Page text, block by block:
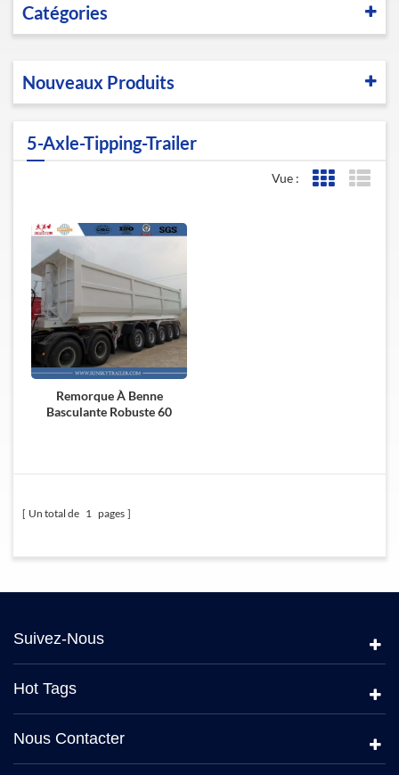
Catégories
Nouveaux Produits
5-Axle-Tipping-Trailer
Vue : Affichage
Remorque À Benne
Basculante Robuste 60
Un total de 1 pages
Suivez-Nous
Hot Tags
Nous Contacter